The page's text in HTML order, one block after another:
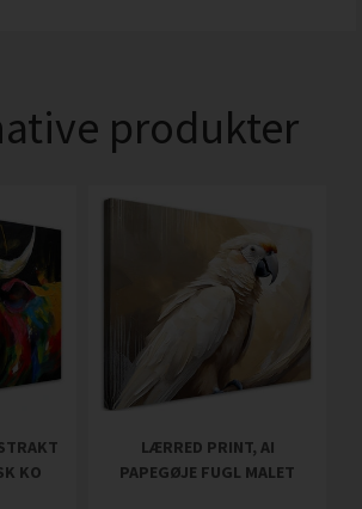
produkter
KO
LÆRRED PRINT, AI
PAPEGØJE FUGL MALET